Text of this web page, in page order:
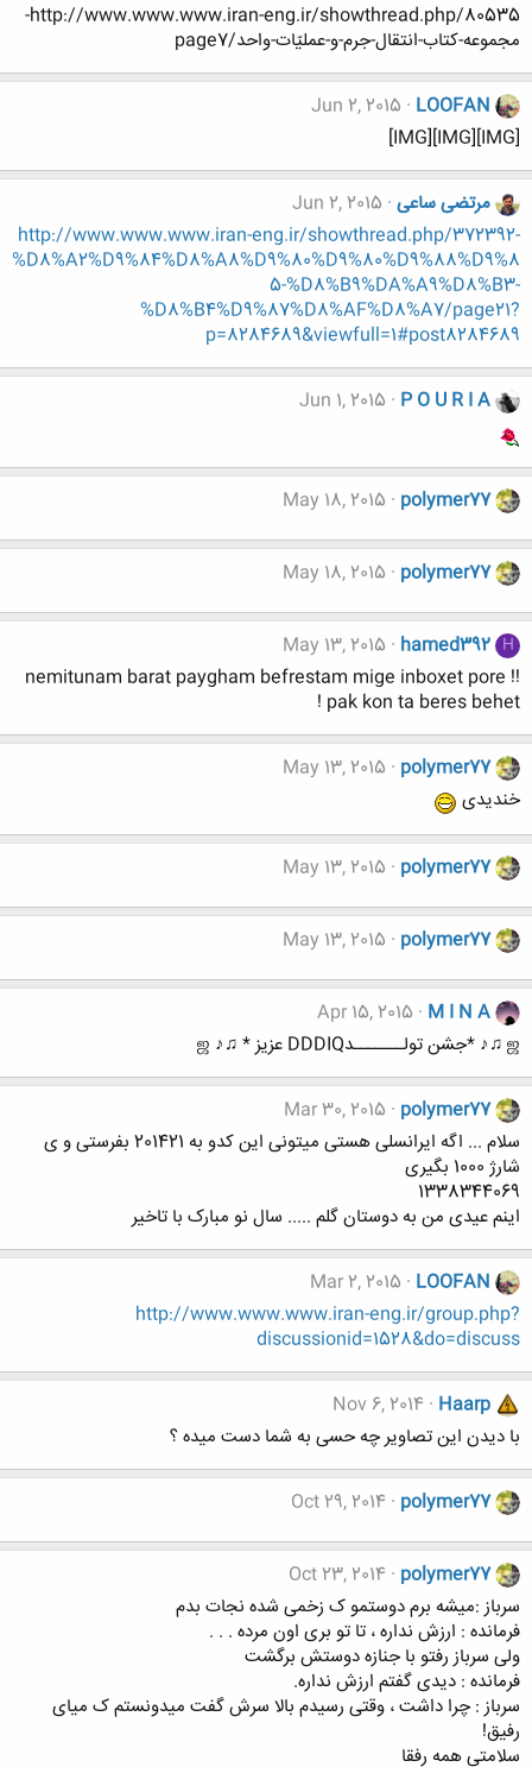
http://www.www.www.iran-eng.ir/showthread.php/80535-
مجموعه-کتاب-انتقال-جرم-و-عملیّات-واحد/page7
LOOFAN
Jun 2, 2015
[IMG][IMG][IMG]
مرتضی ساعی Jun 2, 2015
http://www.www.www.iran-eng.ir/showthread.php/372392-
%D8%A2%D9%84%D8%A8%D9%80%D9%80%D9%88%D9%8
5-%D8%B9%DA%A9%D8%B3-
%D8%B4%D9%87%D8%AF%D8%A7/page21?
p=8284689&viewfull=1#post8284689
P O U R I A
Jun 1, 2015
polymer77
May 18, 2015
polymer77
May 18, 2015
H
hamed392
May 13, 2015
nemitunam barat paygham befrestam mige inboxet pore !!
pak kon ta beres behet !
polymer77
May 13, 2015
خندیدی
polymer77
May 13, 2015
polymer77
May 13, 2015
M I N A
Apr 15, 2015
ஜ ♫♪ *جشن تولـــــــدDDDIQ عزیز * ♫♪ ஜ
polymer77
Mar 30, 2015
سلام ... اگه ایرانسلی هستی میتونی این کدو به 201421 بفرستی و ی
شارژ 1000 بگیری
1338344069
اینم عیدی من به دوستان گلم ..... سال نو مبارک با تاخیر
LOOFAN
Mar 2, 2015
http://www.www.www.iran-eng.ir/group.php?
discussionid=1528&do=discuss
Haarp
Nov 6, 2014
با دیدن این تصاویر چه حسی به شما دست میده ؟
polymer77
Oct 29, 2014
polymer77
Oct 23, 2014
سرباز :میشه برم دوستمو ک زخمی شده نجات بدم
فرمانده : ارزش نداره ، تا تو بری اون مرده . . .
ولی سرباز رفتو با جنازه دوستش برگشت
فرمانده : دیدی گفتم ارزش نداره.
سرباز : چرا داشت ، وقتی رسیدم بالا سرش گفت میدونستم ک میای
رفیق!
سلامتی همه رفقا